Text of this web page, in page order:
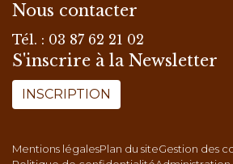
Nous contacter
Tél. : 03 87 62 21 02
S'inscrire à la Newsletter
INSCRIPTION
Mentions légalesPlan du siteGestion des